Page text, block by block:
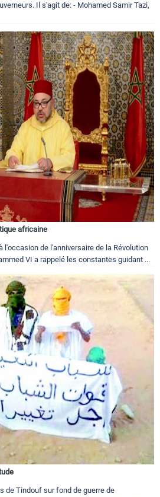
Il s'agit de: - Mohamed Samir Tazi,
africaine
l'occasion de l'anniversaire de la Révolution
VI a rappelé les constantes guidant ...
de Tindouf sur fond de guerre de